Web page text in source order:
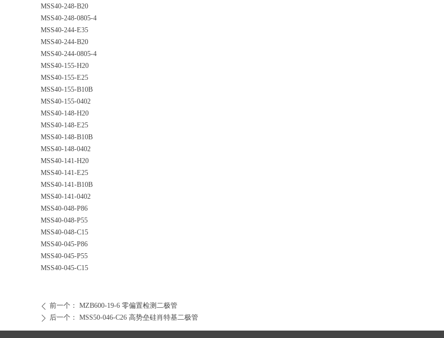
MSS40-248-B20
MSS40-248-0805-4
MSS40-244-E35
MSS40-244-B20
MSS40-244-0805-4
MSS40-155-H20
MSS40-155-E25
MSS40-155-B10B
MSS40-155-0402
MSS40-148-H20
MSS40-148-E25
MSS40-148-B10B
MSS40-148-0402
MSS40-141-H20
MSS40-141-E25
MSS40-141-B10B
MSS40-141-0402
MSS40-048-P86
MSS40-048-P55
MSS40-048-C15
MSS40-045-P86
MSS40-045-P55
MSS40-045-C15
ꄴ 前一个： MZB600-19-6 零偏置检测二极管
ꄲ 后一个： MSS50-046-C26 高势垒硅肖特基二极管